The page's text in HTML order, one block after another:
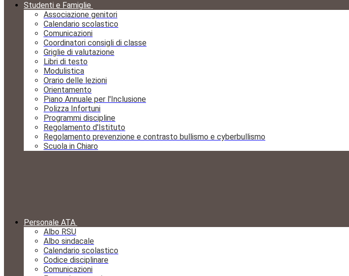
Studenti e Famiglie
Associazione genitori
Calendario scolastico
Comunicazioni
Coordinatori consigli di classe
Griglie di valutazione
Libri di testo
Modulistica
Orario delle lezioni
Orientamento
Piano Annuale per l'Inclusione
Polizza Infortuni
Programmi discipline
Regolamento d'Istituto
Regolamento prevenzione e contrasto bullismo e cyberbullismo
Scuola in Chiaro
Personale ATA
Albo RSU
Albo sindacale
Calendario scolastico
Codice disciplinare
Comunicazioni